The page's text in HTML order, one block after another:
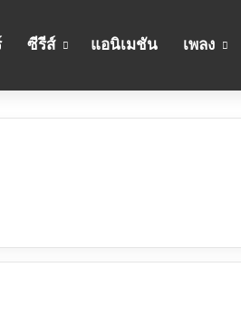
ซีรีส์ แอนิเมชัน เพลง